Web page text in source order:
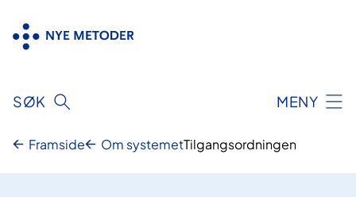
innhold
SØK MENY
Framside Om systemetTilgangsordningen